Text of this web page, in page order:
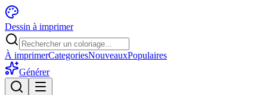
Dessin à imprimer
À imprimerCategoriesNouveauxPopulaires
Générer